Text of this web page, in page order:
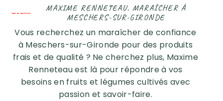
MAXIME RENNETEAU, MARAÎCHER À
MESCHERS-SUR-GIRONDE
Vous recherchez un maraîcher de confiance
à Meschers-sur-Gironde pour des produits
frais et de qualité ? Ne cherchez plus, Maxime
Renneteau est là pour répondre à vos
besoins en fruits et légumes cultivés avec
passion et savoir-faire.